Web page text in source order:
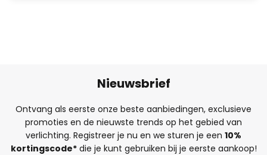
Nieuwsbrief
Ontvang als eerste onze beste aanbiedingen, exclusieve
promoties en de nieuwste trends op het gebied van
verlichting. Registreer je nu en we sturen je een 10%
kortingscode*die je kunt gebruiken bij je eerste aankoop!